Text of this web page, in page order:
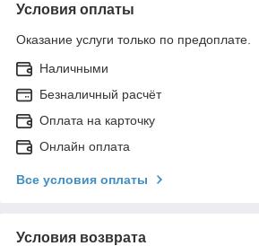
Условия оплаты
Оказание услуги только по предоплате.
Наличными
Безналичный расчёт
Оплата на карточку
Онлайн оплата
Все условия оплаты
Условия возврата